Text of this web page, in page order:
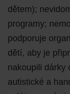
dětem);
programy;
podporuje
dětí, aby je
nakoupili dárky
autistické a